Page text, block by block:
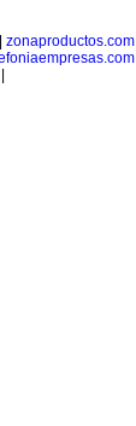
zonaproductos.com